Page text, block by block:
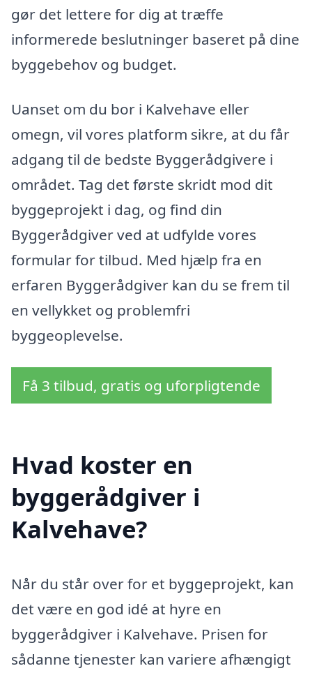
gør det lettere for dig at træffe
informerede beslutninger baseret på dine
byggebehov og budget.
Uanset om du bor i Kalvehave eller
omegn, vil vores platform sikre, at du får
adgang til de bedste Byggerådgivere i
området. Tag det første skridt mod dit
byggeprojekt i dag, og find din
Byggerådgiver ved at udfylde vores
formular for tilbud. Med hjælp fra en
erfaren Byggerådgiver kan du se frem til
en vellykket og problemfri
byggeoplevelse.
Få 3 tilbud, gratis og uforpligtende
Hvad koster en
byggerådgiver i
Kalvehave?
Når du står over for et byggeprojekt, kan
det være en god idé at hyre en
byggerådgiver i Kalvehave. Prisen for
sådanne tjenester kan variere afhængigt